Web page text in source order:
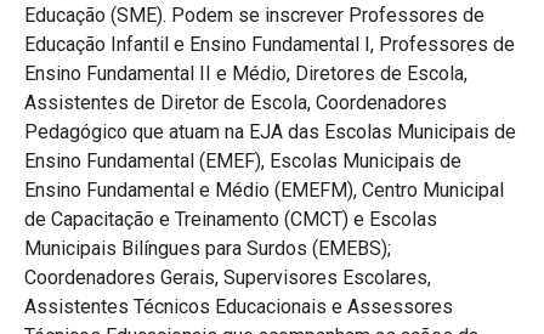
Educação (SME). Podem se inscrever Professores de
Educação Infantil e Ensino Fundamental I, Professores de
Ensino Fundamental II e Médio, Diretores de Escola,
Assistentes de Diretor de Escola, Coordenadores
Pedagógico que atuam na EJA das Escolas Municipais de
Ensino Fundamental (EMEF), Escolas Municipais de
Ensino Fundamental e Médio (EMEFM), Centro Municipal
de Capacitação e Treinamento (CMCT) e Escolas
Municipais Bilíngues para Surdos (EMEBS);
Coordenadores Gerais, Supervisores Escolares,
Assistentes Técnicos Educacionais e Assessores